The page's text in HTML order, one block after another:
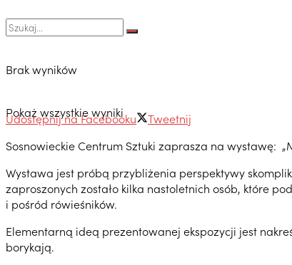
Brak wyników
Pokaż wszystkie wyniki
Udostępnij na Facebooku
Tweetnij
Sosnowieckie Centrum Sztuki zaprasza na wystawę:
Wystawa jest próbą przybliżenia perspektywy
zaproszonych zostało kilka nastoletnich osób, które
i pośród rówieśników.
Elementarną ideą prezentowanej ekspozycji jest
borykają.